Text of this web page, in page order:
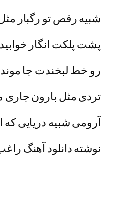
شبیه رقص تو رگبار
پشت پلکت انگار
رو خط لبخندت جا
تردی مثل بارون جاری
آرومی شبیه دریایی که
نوشته دانلود آهنگ